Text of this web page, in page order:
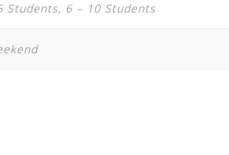
Students, 6 – 10 Students